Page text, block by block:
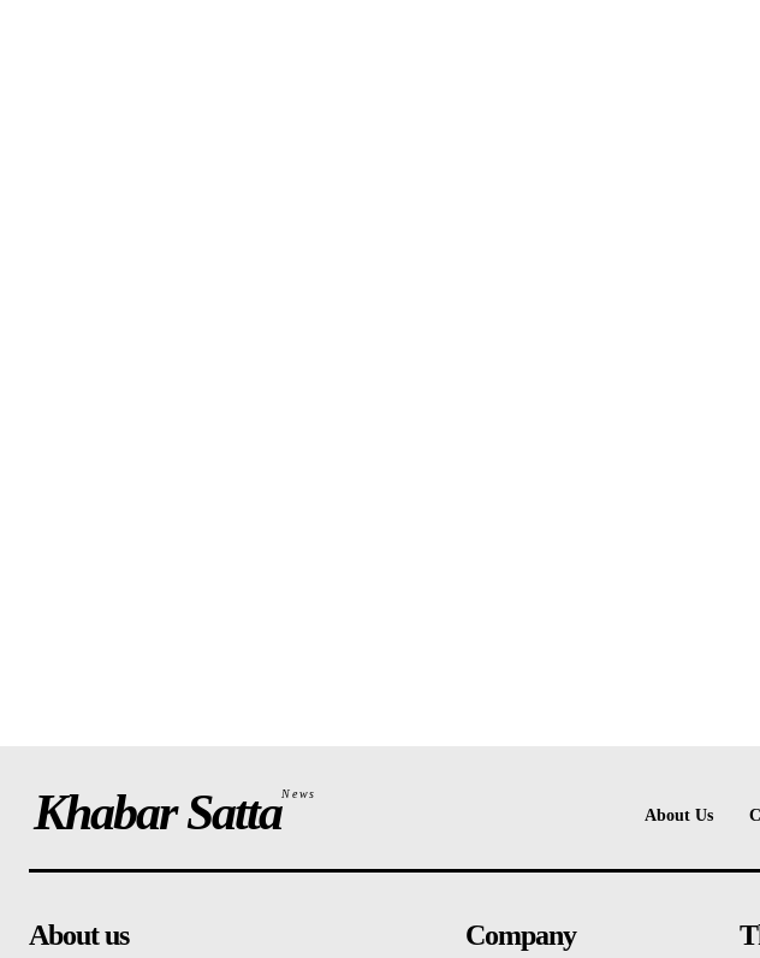
Khabar SattaNews
About Us
About us Company